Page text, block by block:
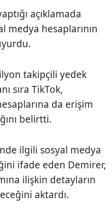
açıklamada
medya hesaplarının
takipçili yedek
sıra TikTok,
da erişim
belirtti.
ilgili sosyal medya
ifade eden Demirer,
ilişkin detayların
aktardı.